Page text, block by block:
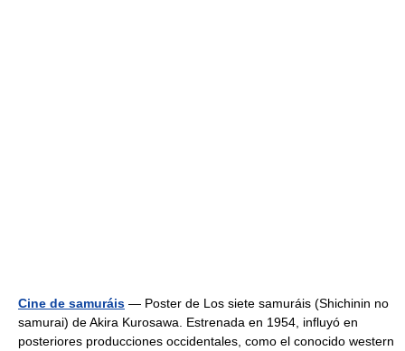
Cine de samuráis — Poster de Los siete samuráis (Shichinin no
samurai) de Akira Kurosawa. Estrenada en 1954, influyó en
posteriores producciones occidentales, como el conocido western